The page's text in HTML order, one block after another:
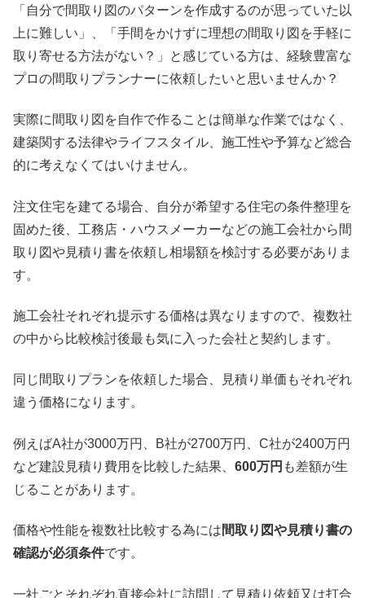
「自分で間取り図のパターンを作成するのが思っていた以
上に難しい」、「手間をかけずに理想の間取り図を手軽に
取り寄せる方法がない？」と感じている方は、経験豊富な
プロの間取りプランナーに依頼したいと思いませんか？
実際に間取り図を自作で作ることは簡単な作業ではなく、
建築関する法律やライフスタイル、施工性や予算など総合
的に考えなくてはいけません。
注文住宅を建てる場合、自分が希望する住宅の条件整理を
固めた後、工務店・ハウスメーカーなどの施工会社から間
取り図や見積り書を依頼し相場額を検討する必要がありま
す。
施工会社それぞれ提示する価格は異なりますので、複数社
の中から比較検討後最も気に入った会社と契約します。
同じ間取りプランを依頼した場合、見積り単価もそれぞれ
違う価格になります。
例えばA社が3000万円、B社が2700万円、C社が2400万円
など建設見積り費用を比較した結果、 600万円 も差額が生
じることがあります。
価格や性能を複数社比較する為には間取り図や見積り書の
確認が必須条件です。
一社ごとそれぞれ直接会社に訪問して見積り依頼又は打合